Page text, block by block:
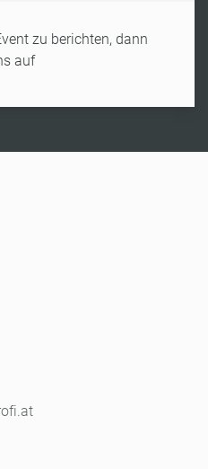
zu berichten, dann
auf